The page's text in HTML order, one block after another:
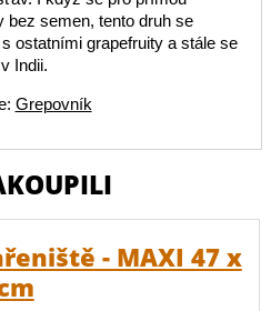
bez semen, tento druh se
ostatními grapefruity a stále se
Indii.
Grepovník
- MAXI 47 x